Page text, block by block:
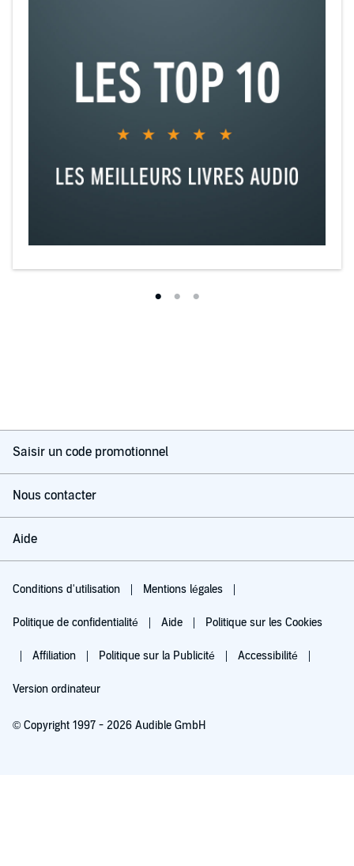
Saisir un code promotionnel
Nous contacter
Aide
Conditions d'utilisation Mentions légales
Politique de confidentialité Aide Politique sur les Cookies
Affiliation Politique sur la Publicité Accessibilité
Version ordinateur
© Copyright 1997 - 2026 Audible GmbH